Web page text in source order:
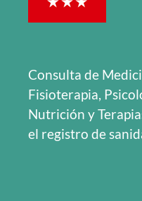
Consulta de
Fisioterapia,
Nutrición y
el registro de